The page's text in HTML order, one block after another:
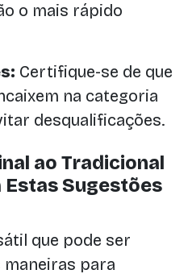
o mais rápido
Certifique-se de que
na categoria
desqualificações.
ao Tradicional
Estas Sugestões
que pode ser
para